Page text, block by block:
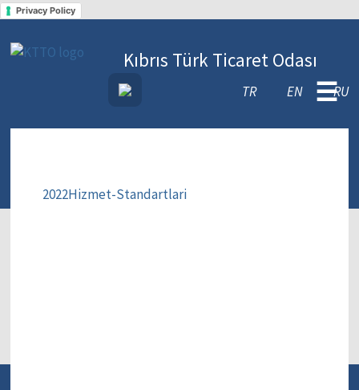
Privacy Policy
Kıbrıs Türk Ticaret Odası
TR EN RU
☰
2022Hizmet-Standartlari